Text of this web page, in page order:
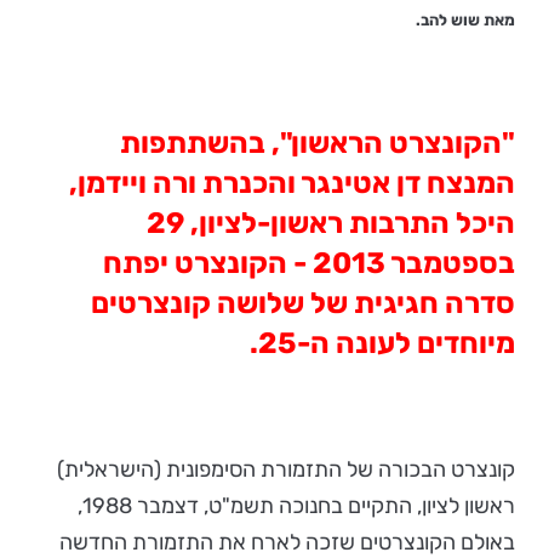
מאת שוש להב.
"הקונצרט הראשון", בהשתתפות
המנצח דן אטינגר והכנרת ורה ויידמן,
היכל התרבות ראשון-לציון, 29
בספטמבר 2013 - הקונצרט יפתח
סדרה חגיגית של שלושה קונצרטים
מיוחדים לעונה ה-25.
קונצרט הבכורה של התזמורת הסימפונית (הישראלית)
ראשון לציון, התקיים בחנוכה תשמ"ט, דצמבר 1988,
באולם הקונצרטים שזכה לארח את התזמורת החדשה